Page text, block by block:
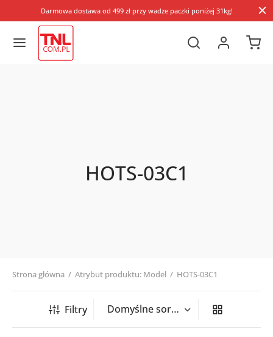
Darmowa dostawa od 499 zł przy wadze paczki poniżej 31kg!
HOTS-03C1
Strona główna / Atrybut produktu: Model / HOTS-03C1
Filtry